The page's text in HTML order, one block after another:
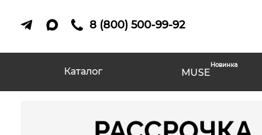
8 (800) 500-99-92
Каталог MUSE
Новинка